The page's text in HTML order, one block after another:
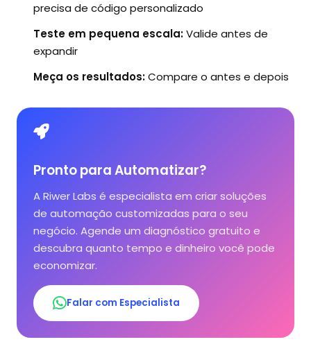
precisa de código personalizado
Teste em pequena escala:Valide antes de
expandir
Meça os resultados:Compare o antes e depois
Pronto para Automatizar?
A Riwer Labs é especialista em criar soluções
de automação customizadas para o seu
negócio. Agende um diagnóstico gratuito e
descubra quanto tempo e dinheiro você pode
economizar.
Falar com Especialista